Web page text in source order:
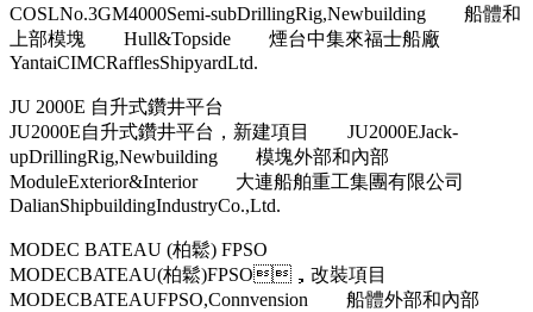
COSLNo.3GM4000Semi-subDrillingRig,Newbuilding 船體和
上部模塊 Hull&Topside 煙台中集來福士船廠
YantaiCIMCRafflesShipyardLtd.
JU 2000E 自升式鑽井平台
JU2000E自升式鑽井平台，新建項目 JU2000EJack-
upDrillingRig,Newbuilding 模塊外部和內部
ModuleExterior&Interior 大連船舶重工集團有限公司
DalianShipbuildingIndustryCo.,Ltd.
MODEC BATEAU (柏鬆) FPSO
MODECBATEAU(柏鬆)FPSO，改裝項目
MODECBATEAUFPSO,Connvension 船體外部和內部